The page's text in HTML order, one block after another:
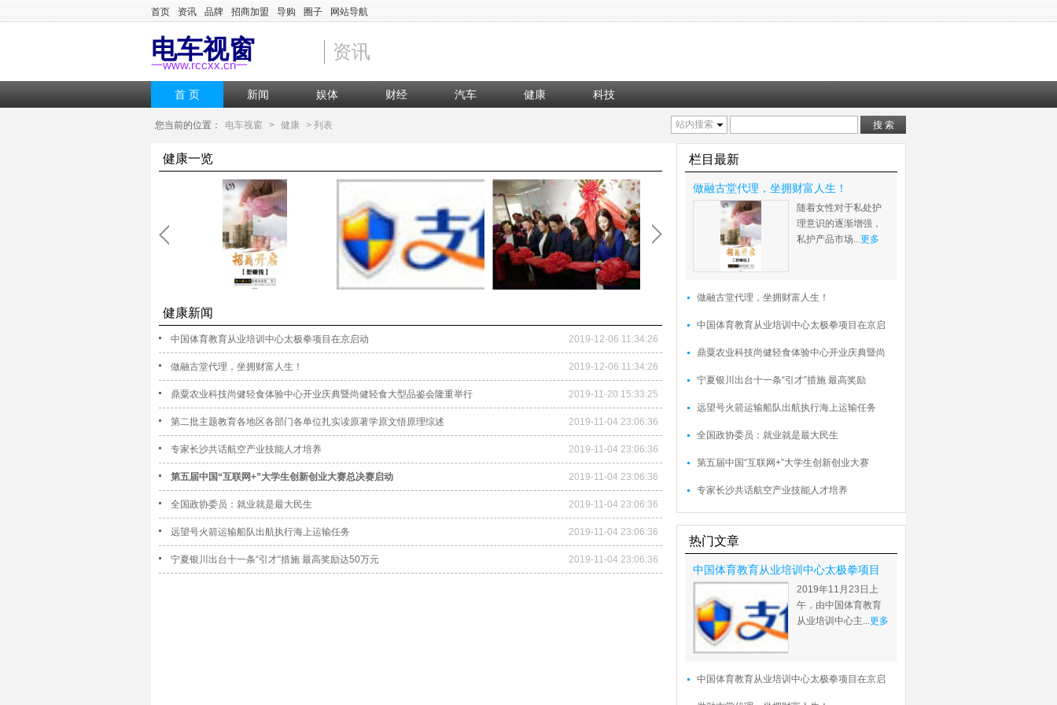
首页 资讯 品牌 招商加盟 导购 圈子 网站导航
电车视窗
一www.rccxx.cn一
资讯
首 页 新闻 娱体 财经 汽车 健康 科技
您当前的位置： 电车视窗 > 健康 > 列表 站内搜索
栏目最新
做融古堂代理，坐拥财富人生！
随着女性对于私处护
理意识的逐渐增强，
私护产品市场...更多
做融古堂代理，坐拥财富人生！
中国体育教育从业培训中心太极拳项目在京启
鼎粟农业科技尚健轻食体验中心开业庆典暨尚
宁夏银川出台十一条“引才”措施 最高奖励
远望号火箭运输船队出航执行海上运输任务
全国政协委员：就业就是最大民生
第五届中国“互联网+”大学生创新创业大赛
专家长沙共话航空产业技能人才培养
热门文章
中国体育教育从业培训中心太极拳项目
在京启
2019年11月23日上
午，由中国体育教育
从业培训中心主...更多
中国体育教育从业培训中心太极拳项目在京启
健康一览
健康新闻
2019-12-06 11:34:26
中国体育教育从业培训中心太极拳项目在京启动
2019-12-06 11:34:26
做融古堂代理，坐拥财富人生！
2019-11-20 15:33:25
鼎粟农业科技尚健轻食体验中心开业庆典暨尚健轻食大型品鉴会隆重举行
2019-11-04 23:06:36
第二批主题教育各地区各部门各单位扎实读原著学原文悟原理综述
2019-11-04 23:06:36
专家长沙共话航空产业技能人才培养
2019-11-04 23:06:36
第五届中国“互联网+”大学生创新创业大赛总决赛启动
2019-11-04 23:06:36
全国政协委员：就业就是最大民生
2019-11-04 23:06:36
远望号火箭运输船队出航执行海上运输任务
2019-11-04 23:06:36
宁夏银川出台十一条“引才”措施 最高奖励达50万元